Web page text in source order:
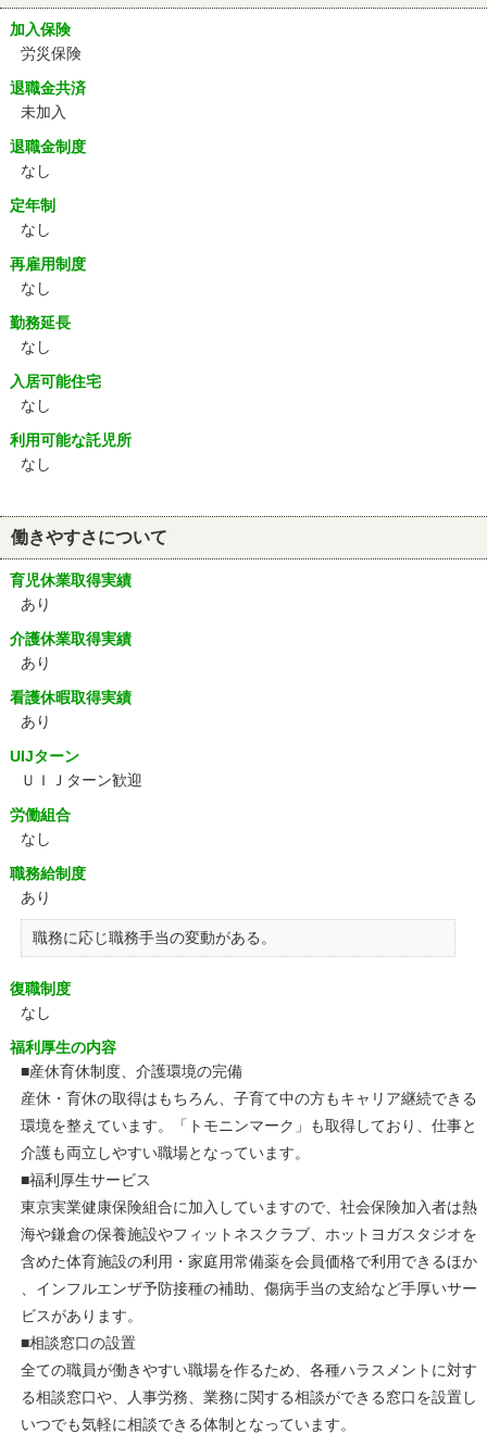
加入保険
労災保険
退職金共済
未加入
退職金制度
なし
定年制
なし
再雇用制度
なし
勤務延長
なし
入居可能住宅
なし
利用可能な託児所
なし
働きやすさについて
育児休業取得実績
あり
介護休業取得実績
あり
看護休暇取得実績
あり
UIJターン
ＵＩＪターン歓迎
労働組合
なし
職務給制度
あり
職務に応じ職務手当の変動がある。
復職制度
なし
福利厚生の内容
■産休育休制度、介護環境の完備
産休・育休の取得はもちろん、子育て中の方もキャリア継続できる
環境を整えています。「トモニンマーク」も取得しており、仕事と
介護も両立しやすい職場となっています。
■福利厚生サービス
東京実業健康保険組合に加入していますので、社会保険加入者は熱
海や鎌倉の保養施設やフィットネスクラブ、ホットヨガスタジオを
含めた体育施設の利用・家庭用常備薬を会員価格で利用できるほか
、インフルエンザ予防接種の補助、傷病手当の支給など手厚いサー
ビスがあります。
■相談窓口の設置
全ての職員が働きやすい職場を作るため、各種ハラスメントに対す
る相談窓口や、人事労務、業務に関する相談ができる窓口を設置し
いつでも気軽に相談できる体制となっています。